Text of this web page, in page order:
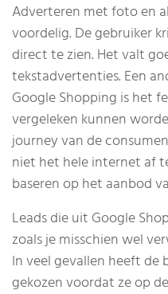
Adverteren met foto en
voordelig. De gebruiker
direct te zien. Het valt
tekstadvertenties. Een
Google Shopping is het
vergeleken kunnen
journey van de
niet het hele internet af
baseren op het aanbod
Leads die uit Google
zoals je misschien wel
In veel gevallen heeft de
gekozen voordat ze op